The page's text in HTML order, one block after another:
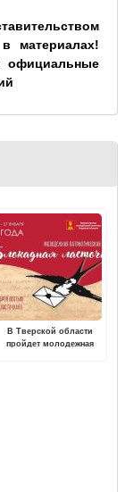
материалах!
официальные
В Тверской области
пройдет молодежная